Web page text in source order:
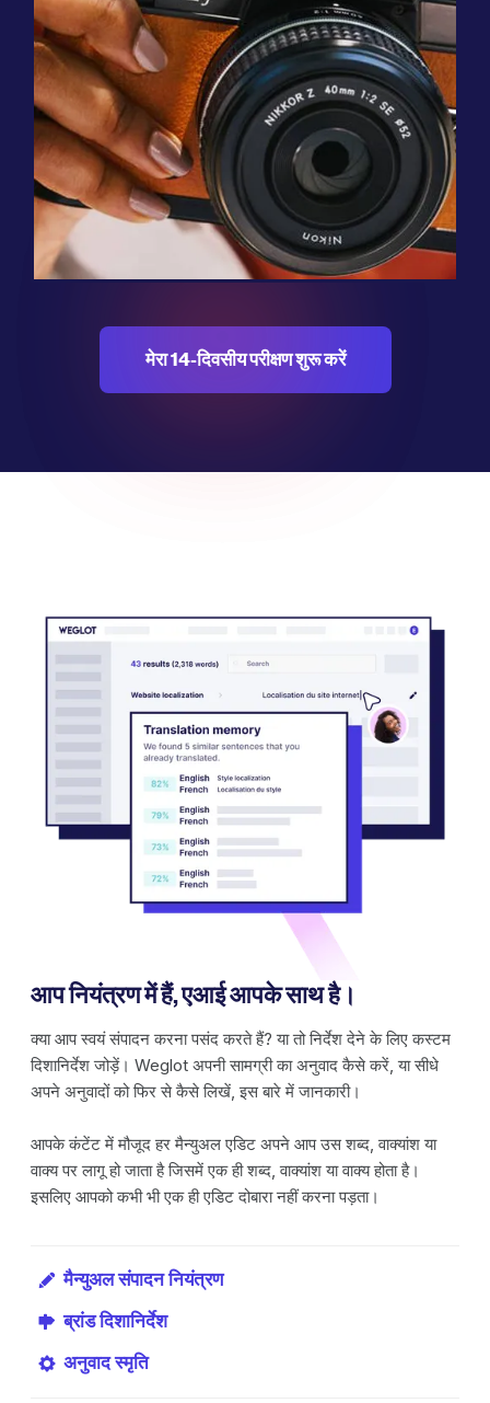
"AI अनुवाद आश्चर्यजनक रूप से सटीक साबित हुए,
जिससे हमें अपना अनुवाद बजट कम करने में मदद मिली।
मैं इसकी पुरज़ोर सिफ़ारिश करता हूँ।" Weglot किसी
भी व्यक्ति के लिए जो एक सरल और लागत प्रभावी
समाधान की तलाश में है!
माइक रॉबर्टसन
बिक्री निदेशक, निकॉन
मेरा 14-दिवसीय परीक्षण शुरू करें
आप नियंत्रण में हैं, एआई आपके साथ है।
क्या आप स्वयं संपादन करना पसंद करते हैं? या तो निर्देश देने के लिए कस्टम
दिशानिर्देश जोड़ें। Weglot अपनी सामग्री का अनुवाद कैसे करें, या सीधे
अपने अनुवादों को फिर से कैसे लिखें, इस बारे में जानकारी।
आपके कंटेंट में मौजूद हर मैन्युअल एडिट अपने आप उस शब्द, वाक्यांश या
वाक्य पर लागू हो जाता है जिसमें एक ही शब्द, वाक्यांश या वाक्य होता है।
इसलिए आपको कभी भी एक ही एडिट दोबारा नहीं करना पड़ता।
मैन्युअल संपादन नियंत्रण
ब्रांड दिशानिर्देश
अनुवाद स्मृति